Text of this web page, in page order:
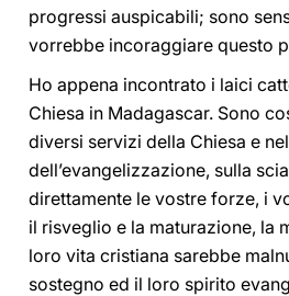
progressi auspicabili; sono
vorrebbe incoraggiare questo
Ho appena incontrato i laici
Chiesa in Madagascar. Sono
diversi servizi della Chiesa e
dell’evangelizzazione, sulla
direttamente le vostre forze, i
il risveglio e la maturazione, la
loro vita cristiana sarebbe
sostegno ed il loro spirito